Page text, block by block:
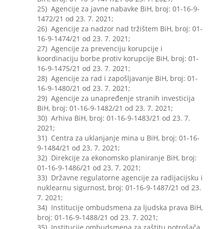
25) Agencije za javne nabavke BiH, broj: 01-16-9-
1472/21 od 23. 7. 2021;
26) Agencije za nadzor nad tržištem BiH, broj: 01-
16-9-1474/21 od 23. 7. 2021;
27) Agencije za prevenciju korupcije i
koordinaciju borbe protiv korupcije BiH, broj: 01-
16-9-1475/21 od 23. 7. 2021;
28) Agencije za rad i zapošljavanje BiH, broj: 01-
16-9-1480/21 od 23. 7. 2021;
29) Agencije za unapređenje stranih investicija
BiH, broj: 01-16-9-1482/21 od 23. 7. 2021;
30) Arhiva BiH, broj: 01-16-9-1483/21 od 23. 7.
2021;
31) Centra za uklanjanje mina u BiH, broj: 01-16-
9-1484/21 od 23. 7. 2021;
32) Direkcije za ekonomsko planiranje BiH, broj:
01-16-9-1486/21 od 23. 7. 2021;
33) Državne regulatorne agencije za radijacijsku i
nuklearnu sigurnost, broj: 01-16-9-1487/21 od 23.
7. 2021;
34) Institucije ombudsmena za ljudska prava BiH,
broj: 01-16-9-1488/21 od 23. 7. 2021;